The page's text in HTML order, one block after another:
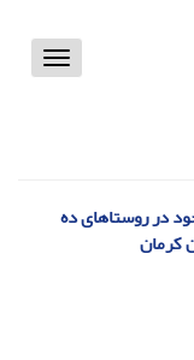
Toggle
در روستاهای ده
کرمان